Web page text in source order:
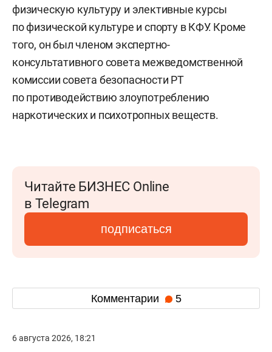
физическую культуру и элективные курсы
по физической культуре и спорту в КФУ. Кроме
того, он был членом экспертно-
консультативного совета межведомственной
комиссии совета безопасности РТ
по противодействию злоупотреблению
наркотических и психотропных веществ.
Читайте БИЗНЕС Online
в Telegram
подписаться
Комментарии 5
6 августа 2026, 18:21